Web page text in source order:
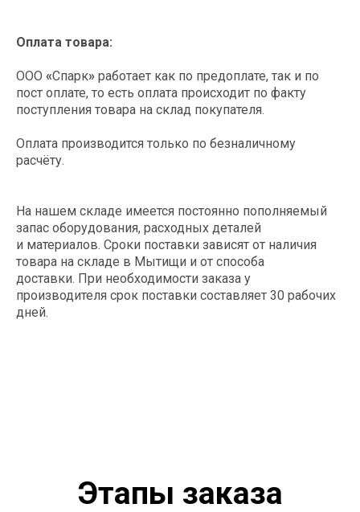
Оплата товара:
ООО «Спарк» работает как по предоплате, так и по
пост оплате, то есть оплата происходит по факту
поступления товара на склад покупателя.
Оплата производится только по безналичному
расчёту.
На нашем складе имеется постоянно пополняемый
запас оборудования, расходных деталей
и материалов. Сроки поставки зависят от наличия
товара на складе в Мытищи и от способа
доставки. При необходимости заказа у
производителя срок поставки составляет 30 рабочих
дней.
Оставляете заявку на нашем сайте
или присылаете свое ТЗ
info@spark-s.ru
Этапы заказа
оборудования
Поддерживаем клиентов на
постгарантийный период